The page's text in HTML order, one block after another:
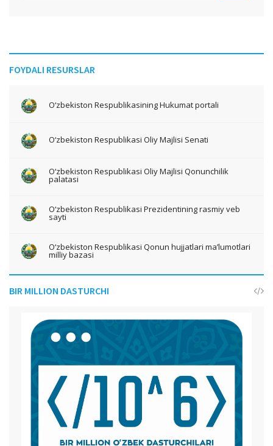
FOYDALI RESURSLAR
O‘zbekiston Respublikasining Hukumat portali
O‘zbekiston Respublikasi Oliy Majlisi Senati
O‘zbekiston Respublikasi Oliy Majlisi Qonunchilik
palatasi
O‘zbekiston Respublikasi Prezidentining rasmiy veb
sayti
O‘zbekiston Respublikasi Qonun hujjatlari ma’lumotlari
milliy bazasi
BIR MILLION DASTURCHI